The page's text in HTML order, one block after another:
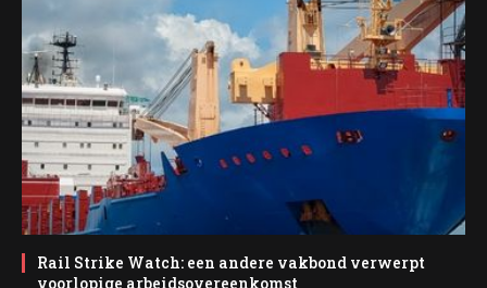
Rail Strike Watch: een andere vakbond verwerpt
voorlopige arbeidsovereenkomst